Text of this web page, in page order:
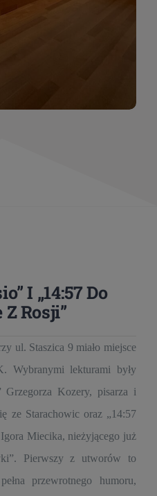
się!
I „14:57 Do
Rosji”
ul. Staszica 9 miało miejsce
Wybranymi lekturami były
Kozery, pisarza i
ze Starachowic oraz „14:57
Miecika, nieżyjącego już
Pierwszy z utworów to
przewrotnego humoru,